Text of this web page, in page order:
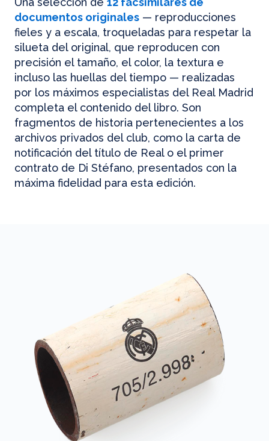
documentos originales — reproducciones
fieles y a escala, troqueladas para respetar la
silueta del original, que reproducen con
precisión el tamaño, el color, la textura e
incluso las huellas del tiempo — realizadas
por los máximos especialistas del Real Madrid
completa el contenido del libro. Son
fragmentos de historia pertenecientes a los
archivos privados del club, como la carta de
notificación del título de Real o el primer
contrato de Di Stéfano, presentados con la
máxima fidelidad para esta edición.